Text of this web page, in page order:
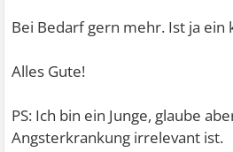
Bei Bedarf gern mehr. Ist ja ein
Alles Gute!
PS: Ich bin ein Junge, glaube
Angsterkrankung irrelevant ist.